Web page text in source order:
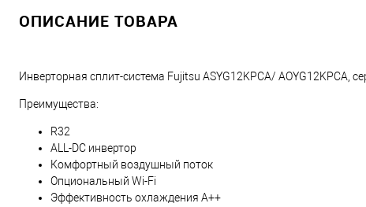
ОПИСАНИЕ ТОВАРА
Инверторная сплит-система Fujitsu ASYG12KPCA/
Преимущества:
R32
ALL-DC инвертор
Комфортный воздушный поток
Опциональный Wi-Fi
Эффективность охлаждения А++